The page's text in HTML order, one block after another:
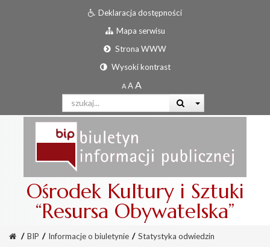
Deklaracja dostępności
Mapa serwisu
Strona WWW
Wysoki kontrast
Ośrodek Kultury i Sztuki
“Resursa Obywatelska”
/ BIP / Informacje o biuletynie / Statystyka odwiedzin